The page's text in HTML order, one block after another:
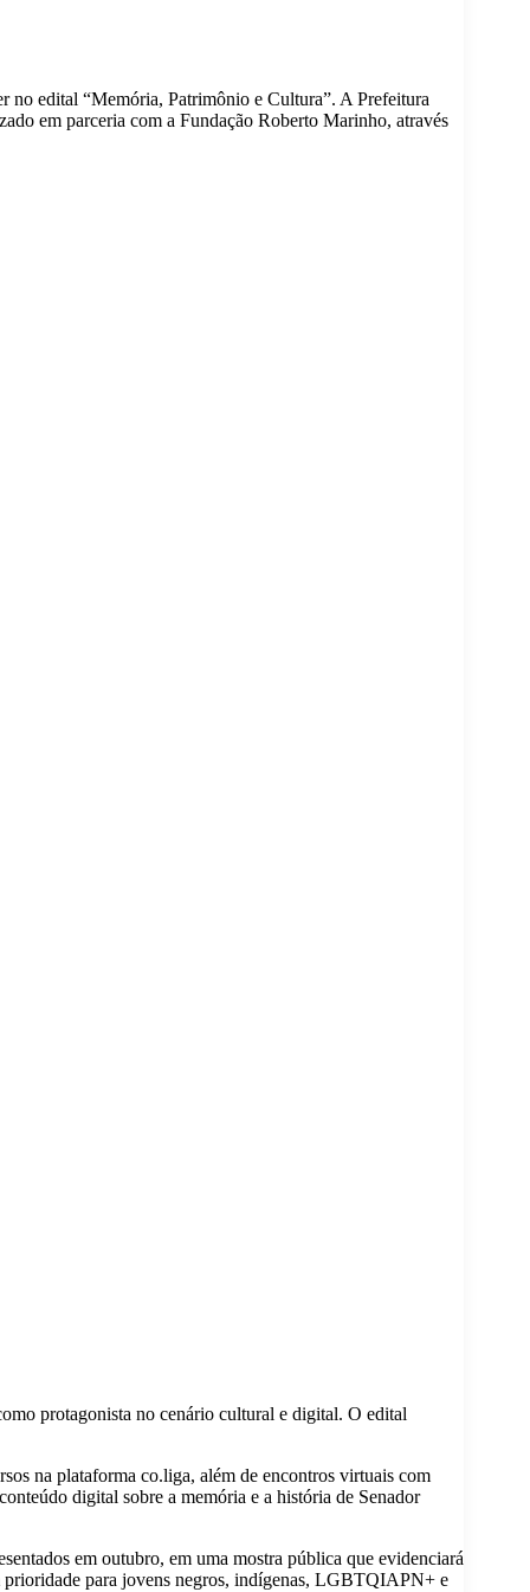
no edital “Memória, Patrimônio e Cultura”. A Prefeitura
em parceria com a Fundação Roberto Marinho, através
protagonista no cenário cultural e digital. O edital
na plataforma co.liga, além de encontros virtuais com
digital sobre a memória e a história de Senador
em outubro, em uma mostra pública que evidenciará
prioridade para jovens negros, indígenas, LGBTQIAPN+ e